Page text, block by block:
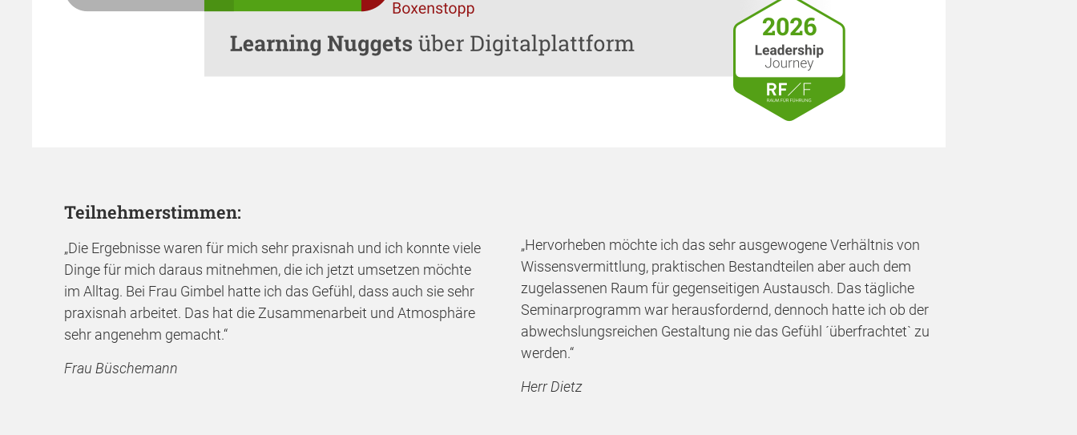
Teilnehmerstimmen:
„Die Ergebnisse waren für mich sehr praxisnah und ich konnte viele
Dinge für mich daraus mitnehmen, die ich jetzt umsetzen möchte
im Alltag. Bei Frau Gimbel hatte ich das Gefühl, dass auch sie sehr
praxisnah arbeitet. Das hat die Zusammenarbeit und Atmosphäre
sehr angenehm gemacht.“
Frau Büschemann
„Hervorheben möchte ich das sehr ausgewogene Verhältnis von
Wissensvermittlung, praktischen Bestandteilen aber auch dem
zugelassenen Raum für gegenseitigen Austausch. Das tägliche
Seminarprogramm war herausfordernd, dennoch hatte ich ob der
abwechslungsreichen Gestaltung nie das Gefühl ´überfrachtet` zu
werden.“
Herr Dietz